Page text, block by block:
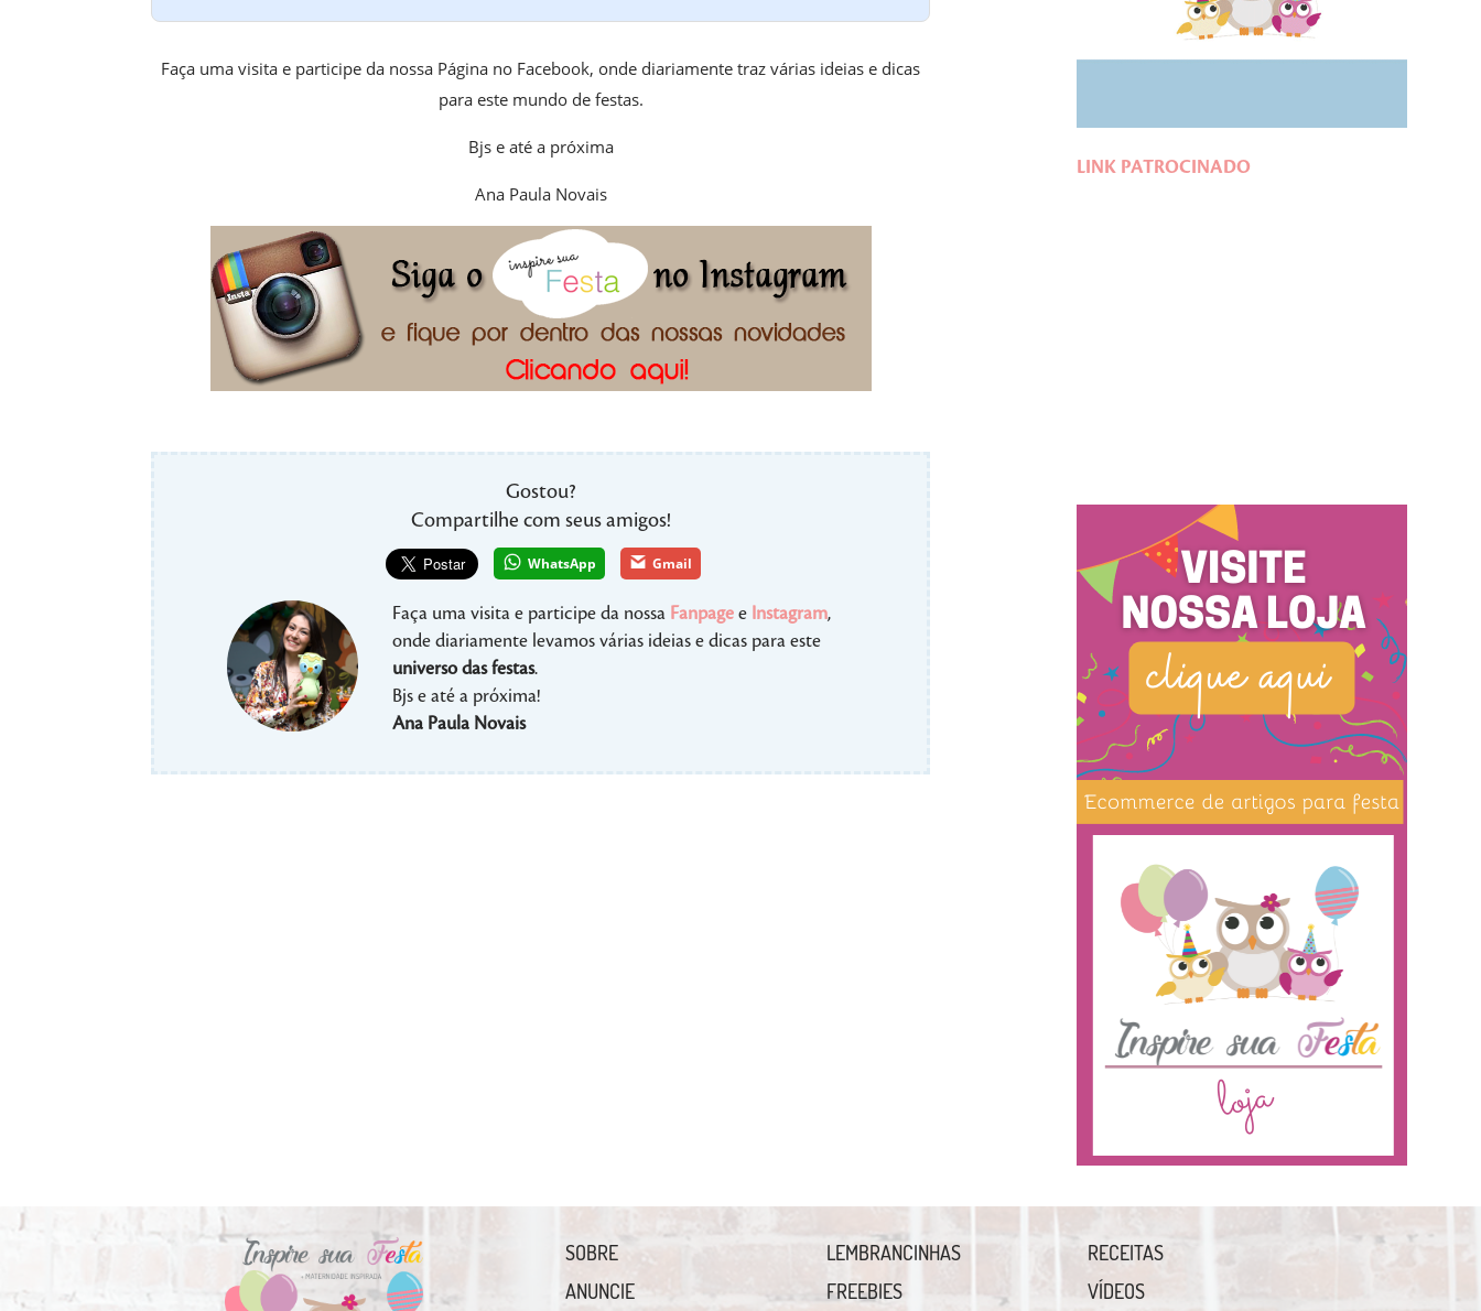
Faça uma visita e participe da nossa Página no Facebook, onde diariamente traz várias ideias e dicas
para este mundo de festas.
Bjs e até a próxima
Ana Paula Novais
Gostou?
Compartilhe com seus amigos!
WhatsApp Gmail
Faça uma visita e participe da nossa Fanpage e Instagram,
onde diariamente levamos várias ideias e dicas para este
universo das festas.
Bjs e até a próxima!
Ana Paula Novais
LINK PATROCINADO
SOBRE
ANUNCIE
LEMBRANCINHAS
FREEBIES
RECEITAS
VÍDEOS